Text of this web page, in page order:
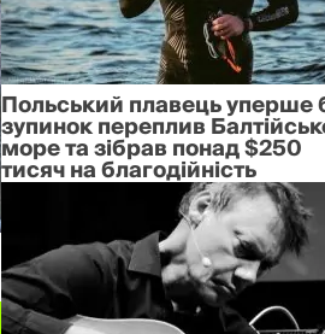
Польський плавець уперше
зупинок переплив
море та зібрав понад $250
тисяч на благодійність